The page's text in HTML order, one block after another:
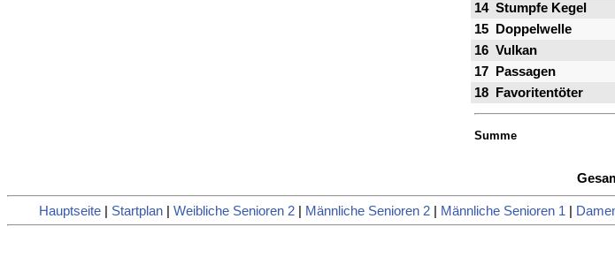
14 Stumpfe Kegel
15
Doppelwelle
16 Vulkan
17
Passagen
18
Favoritentöter
Summe
Hauptseite Startplan Weibliche Senioren 2 Männliche Senioren 2 Männliche Senioren 1